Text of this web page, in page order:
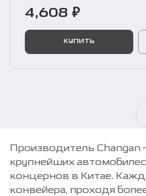
4,608 ₽
КУПИТЬ
Производитель Changan
крупнейших
концернов в Китае.
конвейера, проходя